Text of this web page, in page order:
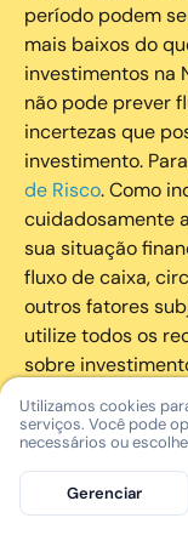
período podem
mais baixos do
investimentos na
não pode prever
incertezas que
investimento.
de Risco. Como
cuidadosamente
sua situação
fluxo de caixa,
outros fatores
utilize todos os
sobre
composição
legais relativas
Nomad devem
Nomad e suas
aconselhamento
Utilizamos cookies
serviços. Você pode
necessários ou
Gerenciar